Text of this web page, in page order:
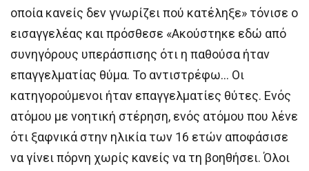
οποία κανείς δεν γνωρίζει πού κατέληξε» τόνισε ο
εισαγγελέας και πρόσθεσε «Ακούστηκε εδώ από
συνηγόρους υπεράσπισης ότι η παθούσα ήταν
επαγγελματίας θύμα. Το αντιστρέφω… Οι
κατηγορούμενοι ήταν επαγγελματίες θύτες. Ενός
ατόμου με νοητική στέρηση, ενός ατόμου που λένε
ότι ξαφνικά στην ηλικία των 16 ετών αποφάσισε
να γίνει πόρνη χωρίς κανείς να τη βοηθήσει. Όλοι